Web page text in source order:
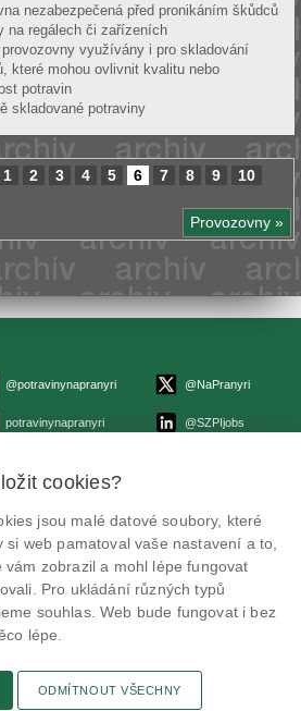
nezabezpečená před pronikáním škůdců
na regálech či zařízeních
provozovny využívány i pro skladování
které mohou ovlivnit kvalitu nebo
potravin
skladované potraviny
1 2 3 4 5 6 7 8 9
10
Provozovny »
@potravinynapranyri
potravinynapranyri
@NaPranyri
@SZPIjobs
inspekce 2026
cookies
cookies?
jsou malé datové soubory, které
web pamatoval vaše nastavení a to,
zobrazil a mohl lépe fungovat
Pro ukládání různých typů
souhlas. Web bude fungovat i bez
lépe.
ODMÍTNOUT VŠECHNY